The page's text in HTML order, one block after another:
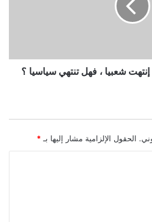
شعبيا ، فهل تنتهي سياسيا ؟
الحقول الإلزامية مشار إليها بـ *